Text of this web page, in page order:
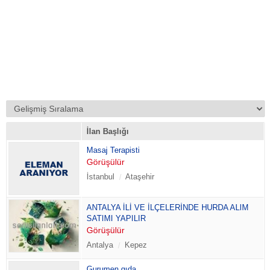
İlan Başlığı
Masaj Terapisti
Görüşülür
İstanbul Ataşehir
ANTALYA İLİ VE İLÇELERİNDE HURDA ALIM
SATIMI YAPILIR
Görüşülür
Antalya Kepez